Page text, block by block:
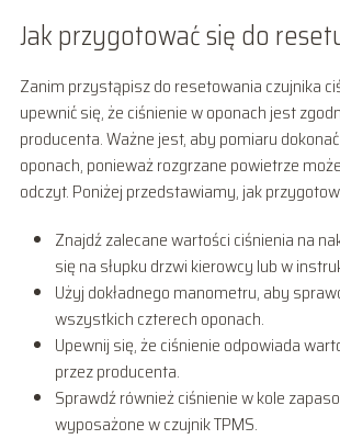
Jak przygotować się do
Zanim przystąpisz do resetowania czujnika
upewnić się, że ciśnienie w oponach jest
producenta. Ważne jest, aby pomiaru
oponach, ponieważ rozgrzane powietrze
odczyt. Poniżej przedstawiamy, jak
Znajdź zalecane wartości ciśnienia na
się na słupku drzwi kierowcy lub w
Użyj dokładnego manometru, aby
wszystkich czterech oponach.
Upewnij się, że ciśnienie odpowiada
przez producenta.
Sprawdź również ciśnienie w kole
wyposażone w czujnik TPMS.